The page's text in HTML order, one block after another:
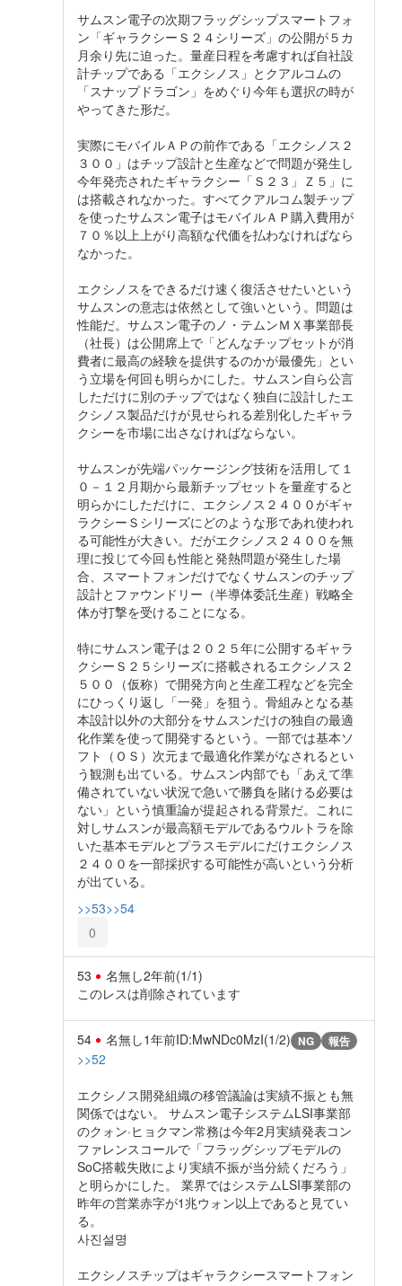
サムスン電子の次期フラッグシップスマートフォ
ン「ギャラクシーＳ２４シリーズ」の公開が５カ
月余り先に迫った。量産日程を考慮すれば自社設
計チップである「エクシノス」とクアルコムの
「スナップドラゴン」をめぐり今年も選択の時が
やってきた形だ。
実際にモバイルＡＰの前作である「エクシノス２
３００」はチップ設計と生産などで問題が発生し
今年発売されたギャラクシー「Ｓ２３」Ｚ５」に
は搭載されなかった。すべてクアルコム製チップ
を使ったサムスン電子はモバイルＡＰ購入費用が
７０％以上上がり高額な代価を払わなければなら
なかった。
エクシノスをできるだけ速く復活させたいという
サムスンの意志は依然として強いという。問題は
性能だ。サムスン電子のノ・テムンＭＸ事業部長
（社長）は公開席上で「どんなチップセットが消
費者に最高の経験を提供するのかが最優先」とい
う立場を何回も明らかにした。サムスン自ら公言
しただけに別のチップではなく独自に設計したエ
クシノス製品だけが見せられる差別化したギャラ
クシーを市場に出さなければならない。
サムスンが先端パッケージング技術を活用して１
０－１２月期から最新チップセットを量産すると
明らかにしただけに、エクシノス２４００がギャ
ラクシーＳシリーズにどのような形であれ使われ
る可能性が大きい。だがエクシノス２４００を無
理に投じて今回も性能と発熱問題が発生した場
合、スマートフォンだけでなくサムスンのチップ
設計とファウンドリー（半導体委託生産）戦略全
体が打撃を受けることになる。
特にサムスン電子は２０２５年に公開するギャラ
クシーＳ２５シリーズに搭載されるエクシノス２
５００（仮称）で開発方向と生産工程などを完全
にひっくり返し「一発」を狙う。骨組みとなる基
本設計以外の大部分をサムスンだけの独自の最適
化作業を使って開発するという。一部では基本ソ
フト（ＯＳ）次元まで最適化作業がなされるとい
う観測も出ている。サムスン内部でも「あえて準
備されていない状況で急いで勝負を賭ける必要は
ない」という慎重論が提起される背景だ。これに
対しサムスンが最高額モデルであるウルトラを除
いた基本モデルとプラスモデルにだけエクシノス
２４００を一部採択する可能性が高いという分析
が出ている。
>>53>>54
0
53 名無し2年前(1/1)
このレスは削除されています
54 名無し1年前ID:MwNDc0MzI(1/2) NG 報告
>>52
エクシノス開発組織の移管議論は実績不振とも無
関係ではない。 サムスン電子システムLSI事業部
のクォン·ヒョクマン常務は今年2月実績発表コン
ファレンスコールで「フラッグシップモデルの
SoC搭載失敗により実績不振が当分続くだろう」
と明らかにした。 業界ではシステムLSI事業部の
昨年の営業赤字が1兆ウォン以上であると見てい
る。
사진설명
エクシノスチップはギャラクシースマートフォン